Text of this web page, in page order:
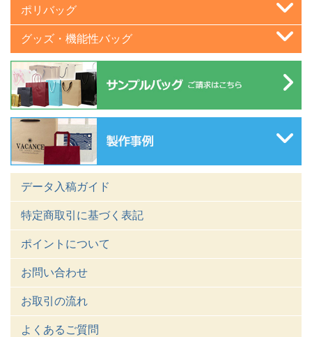
ポリバッグ
グッズ・機能性バッグ
データ入稿ガイド
特定商取引に基づく表記
ポイントについて
お問い合わせ
お取引の流れ
よくあるご質問